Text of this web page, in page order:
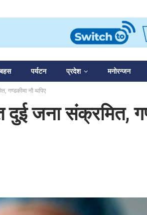
बहस पर्यटन प्रदेश मनोरन्जन
गण्डकीमा नौ थपिए
दुई जना संक्रमित,